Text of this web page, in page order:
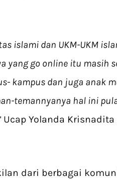
islami dan UKM-UKM
yang go online itu masih
kampus dan juga anak
temannyanya hal ini
Ucap Yolanda Krisnadita
dari berbagai